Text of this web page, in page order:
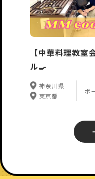
【中華料理教
ル🍳
神奈川県
東京都
ボ